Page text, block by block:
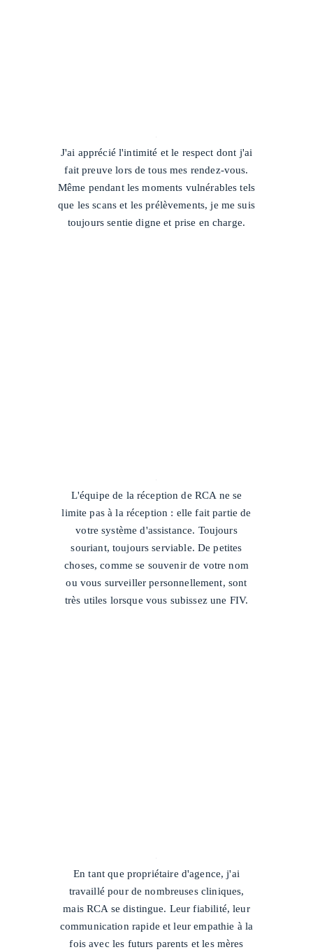
J'ai apprécié l'intimité et le respect dont j'ai
fait preuve lors de tous mes rendez-vous.
Même pendant les moments vulnérables tels
que les scans et les prélèvements, je me suis
toujours sentie digne et prise en charge.
L'équipe de la réception de RCA ne se
limite pas à la réception : elle fait partie de
votre système d'assistance. Toujours
souriant, toujours serviable. De petites
choses, comme se souvenir de votre nom
ou vous surveiller personnellement, sont
très utiles lorsque vous subissez une FIV.
En tant que propriétaire d'agence, j'ai
travaillé pour de nombreuses cliniques,
mais RCA se distingue. Leur fiabilité, leur
communication rapide et leur empathie à la
fois avec les futurs parents et les mères